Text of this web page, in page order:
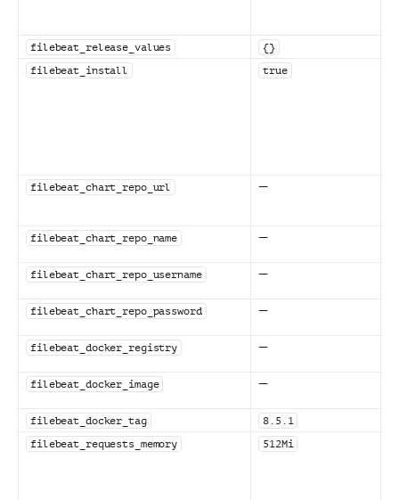
filebeat_release_values
{}
filebeat_install
true
filebeat_chart_repo_url —
filebeat_chart_repo_name —
filebeat_chart_repo_username —
filebeat_chart_repo_password —
filebeat_docker_registry —
filebeat_docker_image —
filebeat_docker_tag
8.5.1
filebeat_requests_memory
512Mi